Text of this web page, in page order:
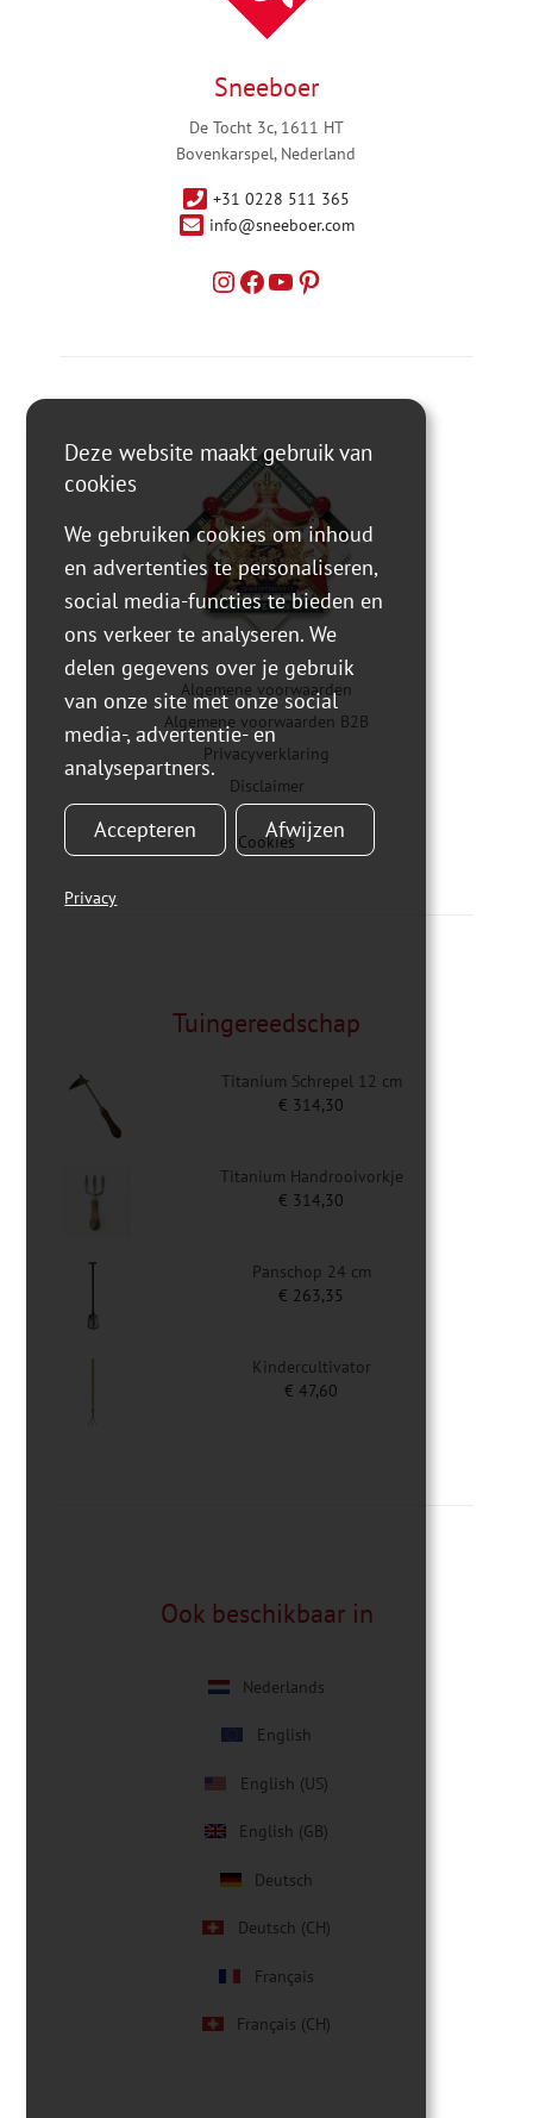
Sneeboer
De Tocht 3c, 1611 HT
Bovenkarspel, Nederland
+31 0228 511 365
info@sneeboer.com
Algemene voorwaarden
Algemene voorwaarden B2B
Privacyverklaring
Disclaimer
Cookies
Tuingereedschap
Titanium Schrepel 12 cm
€ 314,30
Titanium Handrooivorkje
€ 314,30
Panschop 24 cm
€ 263,35
Kindercultivator
€ 47,60
Ook beschikbaar in
Nederlands
English
English (US)
English (GB)
Deutsch
Deutsch (CH)
Français
Français (CH)
Deze website maakt gebruik van
cookies
We gebruiken cookies om inhoud
en advertenties te personaliseren,
social media-functies te bieden en
ons verkeer te analyseren. We
delen gegevens over je gebruik
van onze site met onze social
media-, advertentie- en
analysepartners.
Accepteren Afwijzen
Privacy